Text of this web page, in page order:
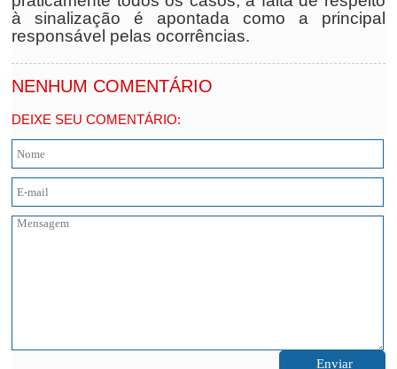
à sinalização é apontada como a principal
responsável pelas ocorrências.
NENHUM COMENTÁRIO
DEIXE SEU COMENTÁRIO: